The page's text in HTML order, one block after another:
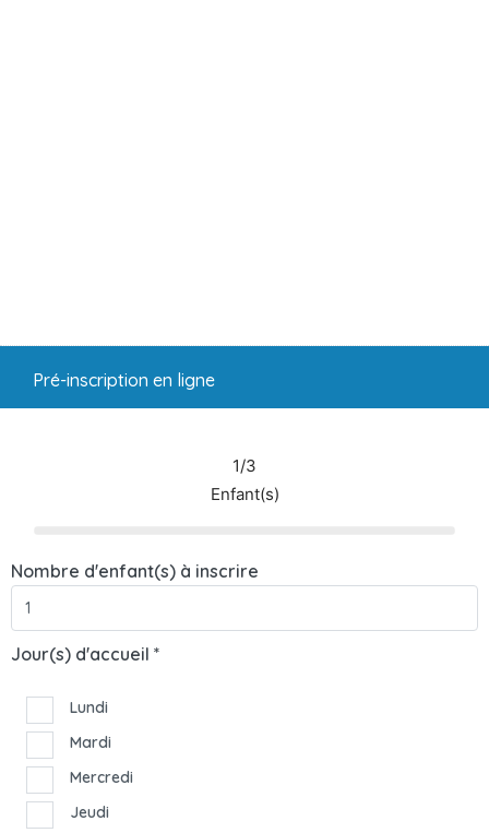
Pré-inscription en ligne
1/3
Enfant(s)
Nombre d'enfant(s) à inscrire
Jour(s) d'accueil *
Lundi
Mardi
Mercredi
Jeudi